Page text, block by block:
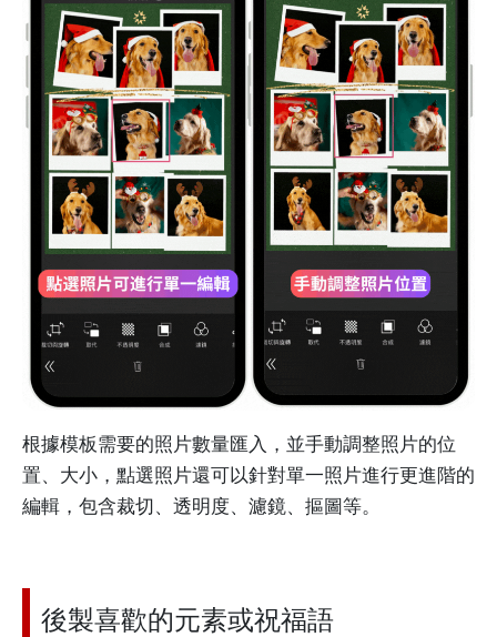
根據模板需要的照片數量匯入，並手動調整照片的位
置、大小，點選照片還可以針對單一照片進行更進階的
編輯，包含裁切、透明度、濾鏡、摳圖等。
後製喜歡的元素或祝福語